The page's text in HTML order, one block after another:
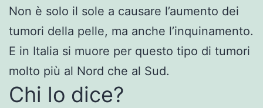
Non è solo il sole a causare l’aumento dei
tumori della pelle, ma anche l’inquinamento.
E in Italia si muore per questo tipo di tumori
molto più al Nord che al Sud.
Chi lo dice?